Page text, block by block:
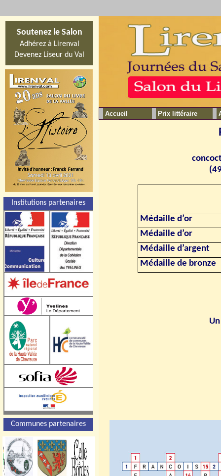
Médaille d’or
Médaille d’or
Médaille d’argent
Médaille de bronze
Accueil Prix littéraire
Soutenez le Salon
Adhérez à Lirenval
Devenez Liseur du Val
Institutions partenaires
Communes partenaires